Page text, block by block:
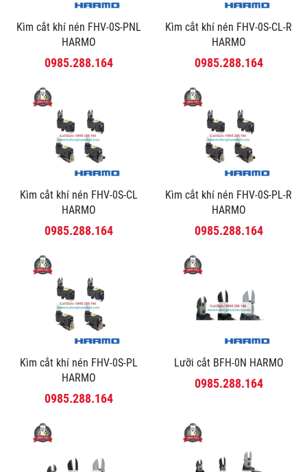
Kìm cắt khí nén FHV-0S-PNL
HARMO
0985.288.164
Kìm cắt khí nén FHV-0S-CL-R
HARMO
0985.288.164
Kìm cắt khí nén FHV-0S-CL
HARMO
0985.288.164
Kìm cắt khí nén FHV-0S-PL-R
HARMO
0985.288.164
Kìm cắt khí nén FHV-0S-PL
HARMO
0985.288.164
Lưỡi cắt BFH-0N HARMO
0985.288.164